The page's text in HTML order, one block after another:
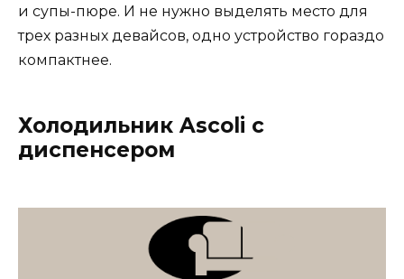
и супы-пюре. И не нужно выделять место для
трех разных девайсов, одно устройство гораздо
компактнее.
Холодильник Ascoli c
диспенсером